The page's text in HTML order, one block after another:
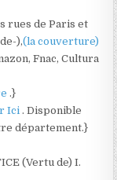
rues de Paris et
),(la couverture)
Fnac, Cultura
.}
Ici. Disponible
département.}
(Vertu de) I.